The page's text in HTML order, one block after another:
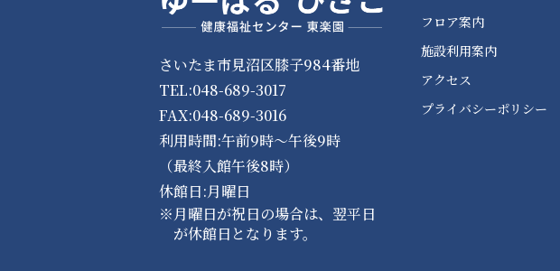
さいたま市見沼区膝子984番地
TEL:048-689-3017
FAX:048-689-3016
利用時間:午前9時～午後9時
（最終入館午後8時）
休館日:月曜日
※月曜日が祝日の場合は、翌平日
が休館日となります。
フロア案内
施設利用案内
アクセス
プライバシーポリシー